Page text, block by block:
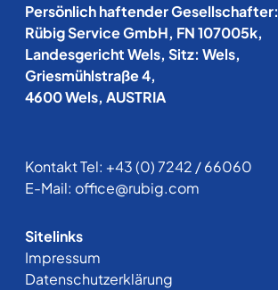
Persönlich haftender Gesellschafter:
Rübig Service GmbH, FN 107005k,
Landesgericht Wels, Sitz: Wels,
Griesmühlstraße 4,
4600 Wels, AUSTRIA
Kontakt Tel: +43 (0) 7242 / 66060
E-Mail: office@rubig.com
Sitelinks
Impressum
Datenschutzerklärung